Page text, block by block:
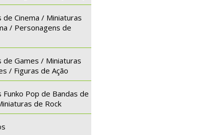
de Cinema / Miniaturas
/ Personagens de
de Games / Miniaturas
/ Figuras de Ação
Funko Pop de Bandas de
de Rock